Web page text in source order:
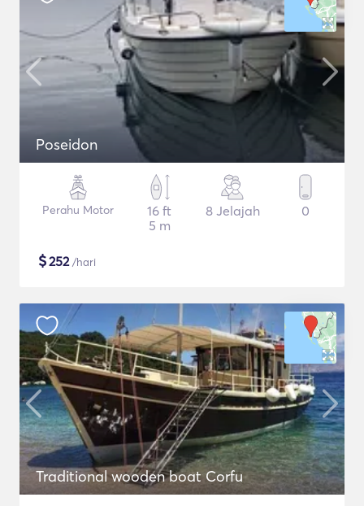
Poseidon
Perahu Motor
16 ft
5 m
8 Jelajah 0
$252/hari
Traditional wooden boat Corfu